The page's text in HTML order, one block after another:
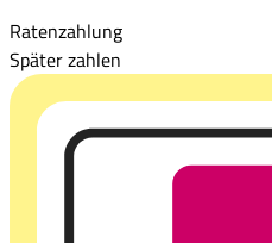
Ratenzahlung
Später zahlen